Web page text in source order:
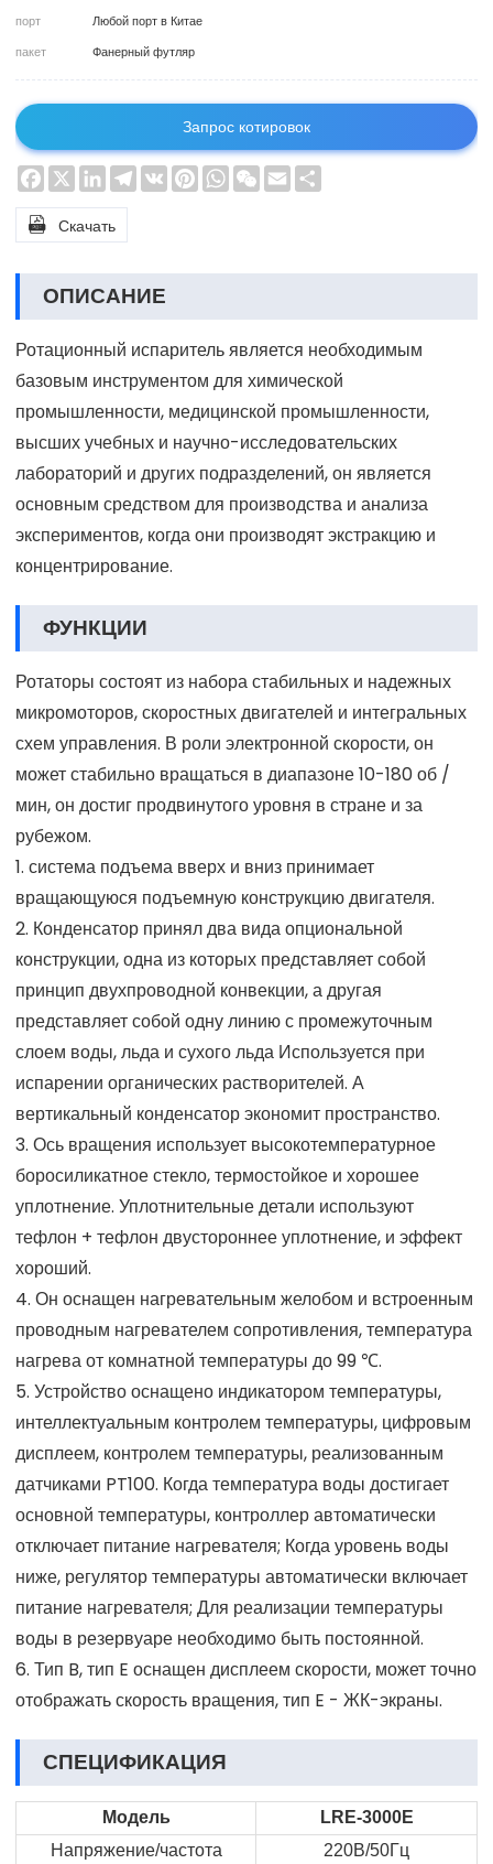
порт
Любой порт в Китае
пакет
Фанерный футляр
Запрос котировок
Facebook
X LinkedInTelegram
VK PinterestWhatsApp
WeChat
Email
 Скачать
ОПИСАНИЕ
Ротационный испаритель является необходимым
базовым инструментом для химической
промышленности, медицинской промышленности,
высших учебных и научно-исследовательских
лабораторий и других подразделений, он является
основным средством для производства и анализа
экспериментов, когда они производят экстракцию и
концентрирование.
ФУНКЦИИ
Ротаторы состоят из набора стабильных и надежных
микромоторов, скоростных двигателей и интегральных
схем управления. В роли электронной скорости, он
может стабильно вращаться в диапазоне 10-180 об /
мин, он достиг продвинутого уровня в стране и за
рубежом.
1. система подъема вверх и вниз принимает
вращающуюся подъемную конструкцию двигателя.
2. Конденсатор принял два вида опциональной
конструкции, одна из которых представляет собой
принцип двухпроводной конвекции, а другая
представляет собой одну линию с промежуточным
слоем воды, льда и сухого льда Используется при
испарении органических растворителей. А
вертикальный конденсатор экономит пространство.
3. Ось вращения использует высокотемпературное
боросиликатное стекло, термостойкое и хорошее
уплотнение. Уплотнительные детали используют
тефлон + тефлон двустороннее уплотнение, и эффект
хороший.
4. Он оснащен нагревательным желобом и встроенным
проводным нагревателем сопротивления, температура
нагрева от комнатной температуры до 99 ℃.
5. Устройство оснащено индикатором температуры,
интеллектуальным контролем температуры, цифровым
дисплеем, контролем температуры, реализованным
датчиками PT100. Когда температура воды достигает
основной температуры, контроллер автоматически
отключает питание нагревателя; Когда уровень воды
ниже, регулятор температуры автоматически включает
питание нагревателя; Для реализации температуры
воды в резервуаре необходимо быть постоянной.
6. Тип B, тип E оснащен дисплеем скорости, может точно
отображать скорость вращения, тип E - ЖК-экраны.
СПЕЦИФИКАЦИЯ
Модель
LRE-3000E
Напряжение/частота
220В/50Гц